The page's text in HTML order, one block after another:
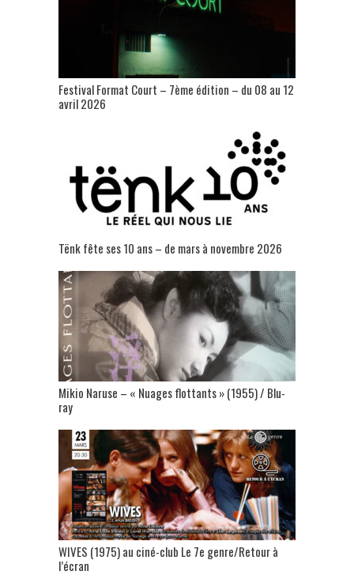
Festival Format Court – 7ème édition – du 08 au 12
avril 2026
Tënk fête ses 10 ans – de mars à novembre 2026
Mikio Naruse – « Nuages flottants » (1955) / Blu-
ray
WIVES (1975) au ciné-club Le 7e genre/Retour à
l’écran